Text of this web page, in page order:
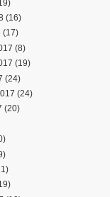
(16)
(17)
(8)
(19)
(24)
(24)
(20)